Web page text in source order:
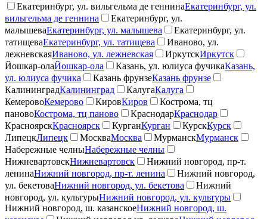
Екатеринбург, ул. вильгельма де геннинаЕкатеринбург, ул.
вильгельма де геннина
Екатеринбург, ул.
малышеваЕкатеринбург, ул. малышева
Екатеринбург, ул.
татищеваЕкатеринбург, ул. татищева
Иваново, ул.
лежневскаяИваново, ул. лежневская ИркутскИркутск
Йошкар-олаЙошкар-ола Казань, ул. юлиуса фучикаКазань,
ул. юлиуса фучика
Казань фрунзеКазань фрунзе
КалининградКалининград КалугаКалуга
КемеровоКемерово КировКиров
Кострома, тц
пановоКострома, тц паново КраснодарКраснодар
КрасноярскКрасноярск КурганКурган КурскКурск
ЛипецкЛипецк МоскваМосква МурманскМурманск
Набережные челныНабережные челны
НижневартовскНижневартовск
Нижний новгород, пр-т.
ленинаНижний новгород, пр-т. ленина
Нижний новгород,
ул. бекетоваНижний новгород, ул. бекетова
Нижний
новгород, ул. культурыНижний новгород, ул. культуры
Нижний новгород, ш. казанскоеНижний новгород, ш.